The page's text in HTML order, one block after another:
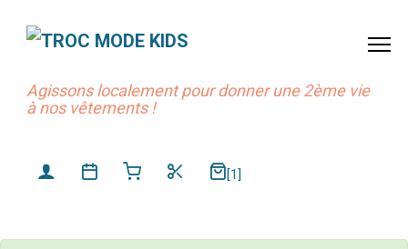
Agissons localement pour donner une 2ème vie
à nos vêtements !
[1]